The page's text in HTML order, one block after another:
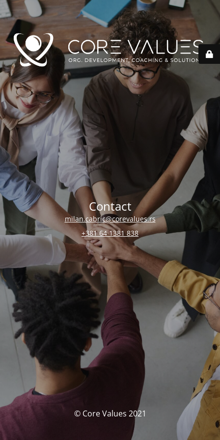
Contact
milan.cabric@corevalues.rs
+381 64 1381 838
© Core Values 2021